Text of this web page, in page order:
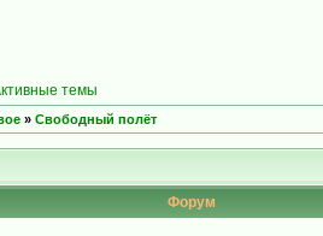
темы
» Свободный полёт
Форум